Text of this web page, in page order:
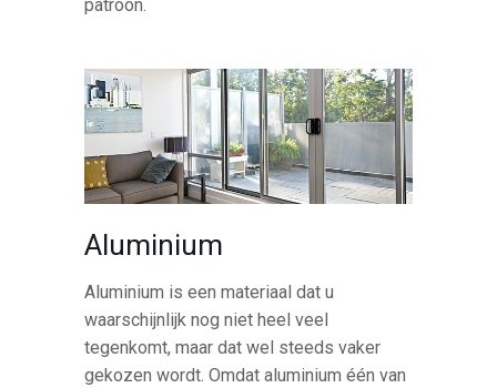
patroon.
Aluminium
Aluminium is een materiaal dat u
waarschijnlijk nog niet heel veel
tegenkomt, maar dat wel steeds vaker
gekozen wordt. Omdat aluminium één van